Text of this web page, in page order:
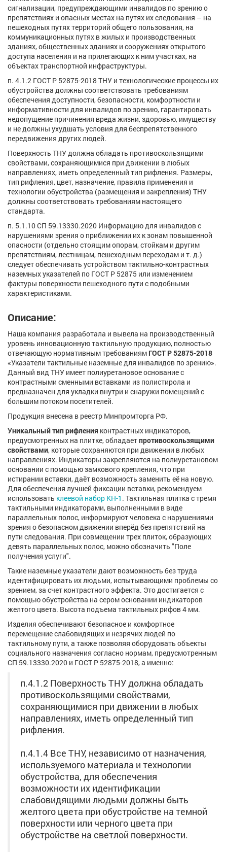
сигнализации, предупреждающими инвалидов по зрению о
препятствиях и опасных местах на путях их следования – на
пешеходных путях территорий общего пользования, на
коммуникационных путях в жилых и производственных
зданиях, общественных зданиях и сооружениях открытого
доступа населения и на прилегающих к ним участках, на
объектах транспортной инфраструктуры.
п. 4.1.2 ГОСТ Р 52875-2018 ТНУ и технологические процессы их
обустройства должны соответствовать требованиям
обеспечения доступности, безопасности, комфортности и
информативности для инвалидов по зрению, гарантировать
недопущение причинения вреда жизни, здоровью, имуществу
и не должны ухудшать условия для беспрепятственного
передвижения других людей.
Поверхность ТНУ должна обладать противоскользящими
свойствами, сохраняющимися при движении в любых
направлениях, иметь определенный тип рифления. Размеры,
тип рифления, цвет, назначение, правила применения и
технологии обустройства (размещения и закрепления) ТНУ
должны соответствовать требованиям настоящего
стандарта.
п. 5.1.10 СП 59.13330.2020 Информацию для инвалидов с
нарушениями зрения о приближении их к зонам повышенной
опасности (отдельно стоящим опорам, стойкам и другим
препятствиям, лестницам, пешеходным переходам и т. д.)
следует обеспечивать устройством тактильно-контрастных
наземных указателей по ГОСТ Р 52875 или изменением
фактуры поверхности пешеходного пути с подобными
характеристиками.
Описание:
Наша компания разработала и вывела на производственный
уровень инновационную тактильную продукцию, полностью
отвечающую нормативным требованиям ГОСТ Р 52875-2018
«Указатели тактильные наземные для инвалидов по зрению».
Данный вид ТНУ имеет полиуретановое основание с
контрастными сменными вставками из полистирола и
предназначен для укладки внутри и снаружи помещений с
большим потоком посетителей.
Продукция внесена в реестр Минпромторга РФ.
Уникальный тип рифления контрастных индикаторов,
предусмотренных на плитке, обладаетпротивоскользящими
свойствами, которые сохраняются при движении в любых
направлениях. Индикаторы закрепляются на полиуретановом
основании с помощью замкового крепления, что при
истирании вставки, даёт возможность заменить её на новую.
Для обеспечения лучшей фиксации вставки, рекомендуем
использовать клеевой набор КН-1 . Тактильная плитка с тремя
тактильными индикаторами, выполненными в виде
параллельных полос, информируют человека с нарушениями
зрения о безопасном движении вперёд без препятствий на
пути следования. При совмещении трех плиток, образующих
девять параллельных полос, можно обозначить "Поле
получения услуги".
Такие наземные указатели дают возможность без труда
идентифицировать их людьми, испытывающими проблемы со
зрением, за счет контрастного эффекта. Это достигается с
помощью обустройства на сером основании индикаторов
желтого цвета. Высота подъема тактильных рифов 4 мм.
Изделия обеспечивают безопасное и комфортное
перемещение слабовидящих и незрячих людей по
тактильному пути, а также позволяя оборудовать объекты
социального назначения согласно нормам, предусмотренным
СП 59.13330.2020 и ГОСТ Р 52875-2018, а именно:
п.4.1.2 Поверхность ТНУ должна обладать
противоскользящими свойствами,
сохраняющимися при движении в любых
направлениях, иметь определенный тип
рифления.
п.4.1.4 Все ТНУ, независимо от назначения,
используемого материала и технологии
обустройства, для обеспечения
возможности их идентификации
слабовидящими людьми должны быть
желтого цвета при обустройстве на темной
поверхности или черного цвета при
обустройстве на светлой поверхности.